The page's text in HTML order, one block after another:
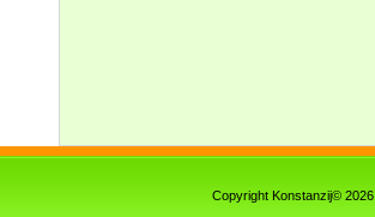
Copyright Konstanzij© 2026